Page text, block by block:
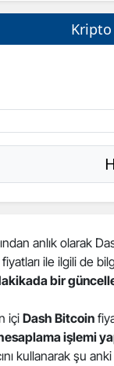
Kripto
anlık olarak
ile ilgili de
bir
içi Dash Bitcoin
işlemi
kullanarak şu